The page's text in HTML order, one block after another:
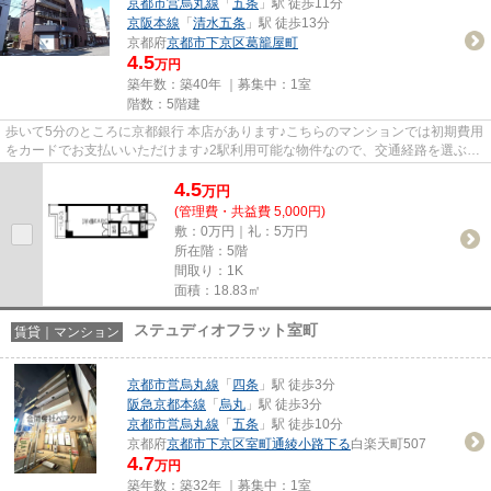
京都市営烏丸線 「 五条 」駅 徒歩11分
京阪本線 「 清水五条 」駅 徒歩13分
京都府京都市下京区葛籠屋町
4.5万円
築年数：築40年 ｜募集中： 1室
階数：5階建
歩いて5分のところに京都銀行 本店があります♪こちらのマンションでは初期費用
をカードでお支払いいただけます♪2駅利用可能な物件なので、交通経路を選ぶこ
4.5万円
(管理費・共益費 5,000円)
敷：0万円｜礼：5万円
所在階：5階
間取り：1K
面積：18.83㎡
賃貸｜マンション ステュディオフラット室町
京都市営烏丸線 「 四条 」駅 徒歩3分
阪急京都本線 「 烏丸 」駅 徒歩3分
京都市営烏丸線 「 五条 」駅 徒歩10分
京都府京都市下京区室町通綾小路下る白楽天町507
4.7万円
築年数：築32年 ｜募集中： 1室